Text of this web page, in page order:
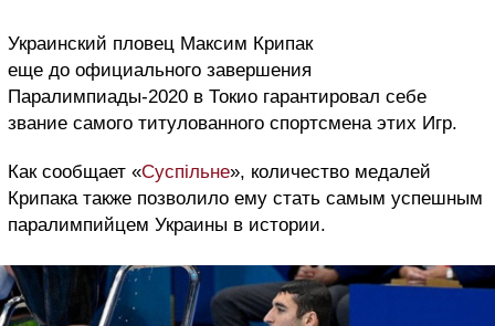
Украинский пловец Максим Крипак
еще до официального завершения
Паралимпиады-2020 в Токио гарантировал себе
звание самого титулованного спортсмена этих Игр.
Как сообщает «Суспільне», количество медалей
Крипака также позволило ему стать самым успешным
паралимпийцем Украины в истории.